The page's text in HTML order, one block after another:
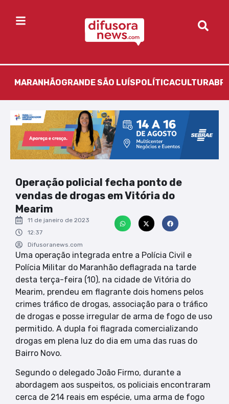
MARANHÃOGRANDE SÃO LUÍS POLÍTICACULTURA
Operação policial fecha ponto de
vendas de drogas em Vitória do
Mearim
11 de janeiro de 2023
12:37
Difusoranews.com
Uma operação integrada entre a Polícia Civil e
Polícia Militar do Maranhão deflagrada na tarde
desta terça-feira (10), na cidade de Vitória do
Mearim, prendeu em flagrante dois homens pelos
crimes tráfico de drogas, associação para o tráfico
de drogas e posse irregular de arma de fogo de uso
permitido. A dupla foi flagrada comercializando
drogas em plena luz do dia em uma das ruas do
Bairro Novo.
Segundo o delegado João Firmo, durante a
abordagem aos suspeitos, os policiais encontraram
cerca de 214 reais em espécie, uma arma de fogo